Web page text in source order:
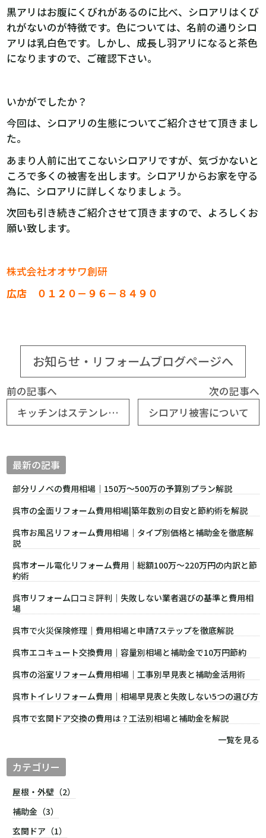
黒アリはお腹にくびれがあるのに比べ、シロアリはくび
れがないのが特徴です。色については、名前の通りシロ
アリは乳白色です。しかし、成長し羽アリになると茶色
になりますので、ご確認下さい。
いかがでしたか？
今回は、シロアリの生態についてご紹介させて頂きまし
た。
あまり人前に出てこないシロアリですが、気づかないと
ころで多くの被害を出します。シロアリからお家を守る
為に、シロアリに詳しくなりましょう。
次回も引き続きご紹介させて頂きますので、よろしくお
願い致します。
株式会社オオサワ創研
広店 ０１２０－９６－８４９０
お知らせ・リフォームブログページへ
前の記事へ
キッチンはステンレス？人造大理石？ どっちがいいの？
次の記事へ
シロアリ被害について
最新の記事
部分リノベの費用相場｜150万〜500万の予算別プラン解説
呉市の全面リフォーム費用相場|築年数別の目安と節約術を解説
呉市お風呂リフォーム費用相場｜タイプ別価格と補助金を徹底解
説
呉市オール電化リフォーム費用｜総額100万〜220万円の内訳と節
約術
呉市リフォーム口コミ評判｜失敗しない業者選びの基準と費用相
場
呉市で火災保険修理｜費用相場と申請7ステップを徹底解説
呉市エコキュート交換費用｜容量別相場と補助金で10万円節約
呉市の浴室リフォーム費用相場｜工事別早見表と補助金活用術
呉市トイレリフォーム費用｜相場早見表と失敗しない5つの選び方
呉市で玄関ドア交換の費用は？工法別相場と補助金を解説
一覧を見る
カテゴリー
屋根・外壁（2）
補助金（3）
玄関ドア（1）